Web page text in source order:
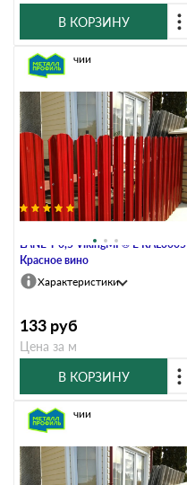
В КОРЗИНУ
LАNE-T 0,5 VikingMP® E RAL3005
Красное вино
В наличии
Характеристики
133 руб
Цена за м
В КОРЗИНУ
В наличии